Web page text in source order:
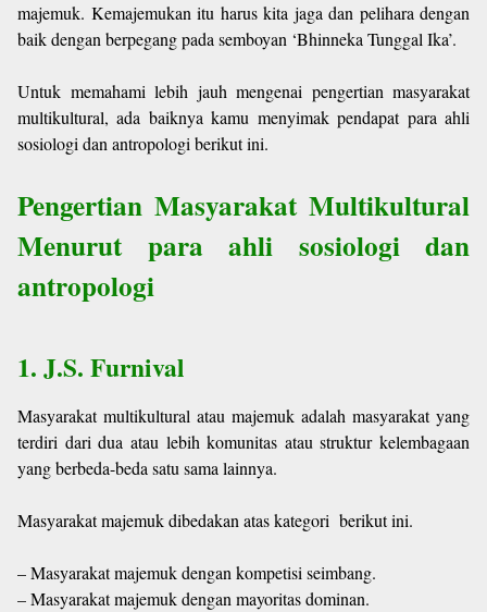
majemuk. Kemajemukan itu harus kita jaga dan pelihara dengan
baik dengan berpegang pada semboyan ‘Bhinneka Tunggal Ika’.
Untuk memahami lebih jauh mengenai pengertian masyarakat
multikultural, ada baiknya kamu menyimak pendapat para ahli
sosiologi dan antropologi berikut ini.
Pengertian Masyarakat Multikultural
Menurut para ahli sosiologi dan
antropologi
1. J.S. Furnival
Masyarakat multikultural atau majemuk adalah masyarakat yang
terdiri dari dua atau lebih komunitas atau struktur kelembagaan
yang berbeda-beda satu sama lainnya.
Masyarakat majemuk dibedakan atas kategori berikut ini.
– Masyarakat majemuk dengan kompetisi seimbang.
– Masyarakat majemuk dengan mayoritas dominan.